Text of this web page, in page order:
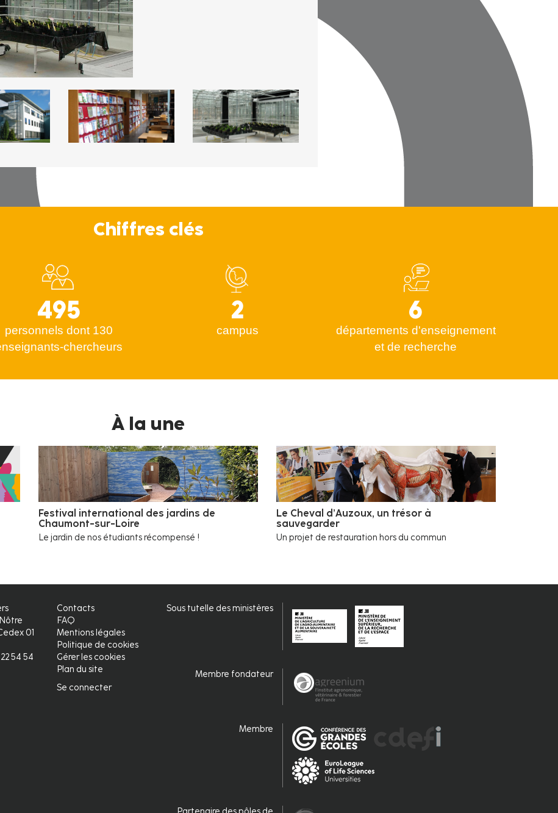
Chiffres clés
495
personnels dont 130
chercheurs
2
campus
6
départements d'enseignement
et de recherche
À la une
Festival international des jardins de
Chaumont-sur-Loire
Le jardin de nos étudiants récompensé !
Le Cheval d’Auzoux, un trésor à
sauvegarder
Un projet de restauration hors du commun
01
54 54
Contacts
FAQ
Mentions légales
Politique de cookies
Gérer les cookies
Plan du site
Se connecter
Sous tutelle des ministères
Membre fondateur
Membre